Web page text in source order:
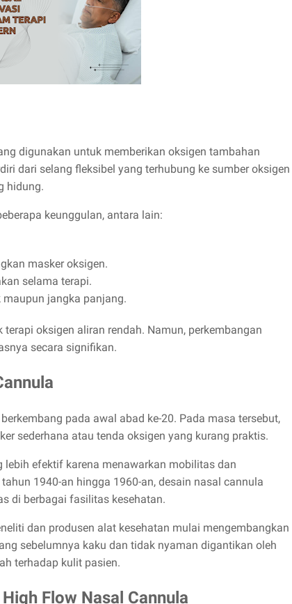
digunakan untuk memberikan oksigen tambahan
dari selang fleksibel yang terhubung ke sumber oksigen
hidung.
keunggulan, antara lain:
masker oksigen.
selama terapi.
jangka panjang.
oksigen aliran rendah. Namun, perkembangan
secara signifikan.
pada awal abad ke-20. Pada masa tersebut,
sederhana atau tenda oksigen yang kurang praktis.
efektif karena menawarkan mobilitas dan
1940-an hingga 1960-an, desain nasal cannula
di berbagai fasilitas kesehatan.
dan produsen alat kesehatan mulai mengembangkan
sebelumnya kaku dan tidak nyaman digantikan oleh
terhadap kulit pasien.
Flow Nasal Cannula